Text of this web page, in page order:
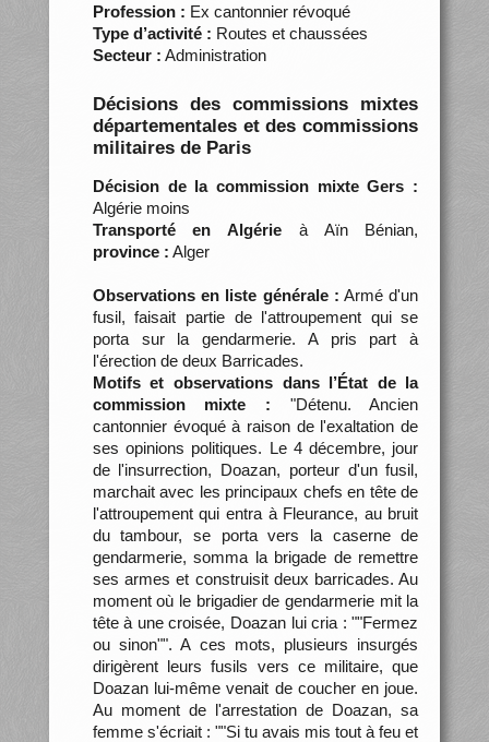
Profession : Ex cantonnier révoqué
Type d’activité : Routes et chaussées
Secteur : Administration
Décisions des commissions mixtes
départementales et des commissions
militaires de Paris
Décision de la commission mixte Gers :
Algérie moins
Transporté en Algérie à Aïn Bénian,
province : Alger
Observations en liste générale : Armé d'un
fusil, faisait partie de l'attroupement qui se
porta sur la gendarmerie. A pris part à
l'érection de deux Barricades.
Motifs et observations dans l’État de la
commission mixte : "Détenu. Ancien
cantonnier évoqué à raison de l'exaltation de
ses opinions politiques. Le 4 décembre, jour
de l'insurrection, Doazan, porteur d'un fusil,
marchait avec les principaux chefs en tête de
l'attroupement qui entra à Fleurance, au bruit
du tambour, se porta vers la caserne de
gendarmerie, somma la brigade de remettre
ses armes et construisit deux barricades. Au
moment où le brigadier de gendarmerie mit la
tête à une croisée, Doazan lui cria : ""Fermez
ou sinon"". A ces mots, plusieurs insurgés
dirigèrent leurs fusils vers ce militaire, que
Doazan lui-même venait de coucher en joue.
Au moment de l'arrestation de Doazan, sa
femme s'écriait : ""Si tu avais mis tout à feu et